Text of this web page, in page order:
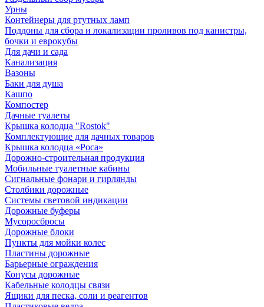
Урны
Контейнеры для ртутных ламп
Поддоны для сбора и локализации проливов под канистры,
бочки и еврокубы
Для дачи и сада
Канализация
Вазоны
Баки для душа
Кашпо
Компостер
Дачные туалеты
Крышка колодца "Rostok"
Комплектующие для дачных товаров
Крышка колодца «Роса»
Дорожно-строительная продукция
Мобильные туалетные кабины
Сигнальные фонари и гирлянды
Столбики дорожные
Системы световой индикации
Дорожные буферы
Мусоросбросы
Дорожные блоки
Пункты для мойки колес
Пластины дорожные
Барьерные ограждения
Конусы дорожные
Кабельные колодцы связи
Ящики для песка, соли и реагентов